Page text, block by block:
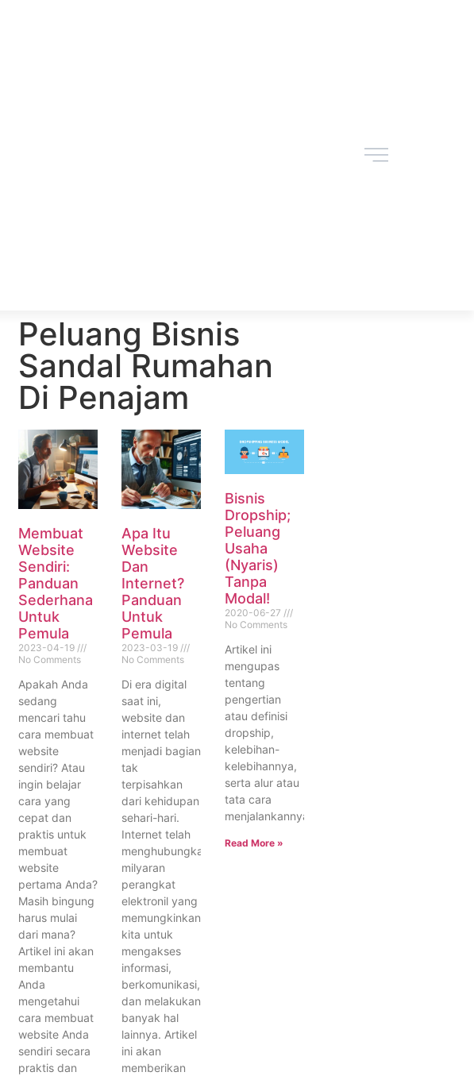
Peluang Bisnis
Sandal Rumahan
Di Penajam
Membuat
Website
Sendiri:
Panduan
Sederhana
Untuk
Pemula
2023-04-19
No Comments
Apakah Anda
sedang
mencari tahu
cara membuat
website
sendiri? Atau
ingin belajar
cara yang
cepat dan
praktis untuk
membuat
website
pertama Anda?
Masih bingung
harus mulai
dari mana?
Artikel ini akan
membantu
Anda
mengetahui
cara membuat
website Anda
sendiri secara
praktis dan
Apa Itu
Website
Dan
Internet?
Panduan
Untuk
Pemula
2023-03-19
No Comments
Di era digital
saat ini,
website dan
internet telah
menjadi bagian
tak
terpisahkan
dari kehidupan
sehari-hari.
Internet telah
menghubungkan
milyaran
perangkat
elektronil yang
memungkinkan
kita untuk
mengakses
informasi,
berkomunikasi,
dan melakukan
banyak hal
lainnya. Artikel
ini akan
memberikan
Bisnis
Dropship;
Peluang
Usaha
(Nyaris)
Tanpa
Modal!
2020-06-27
No Comments
Artikel ini
mengupas
tentang
pengertian
atau definisi
dropship,
kelebihan-
kelebihannya,
serta alur atau
tata cara
menjalankannya.
Read More »